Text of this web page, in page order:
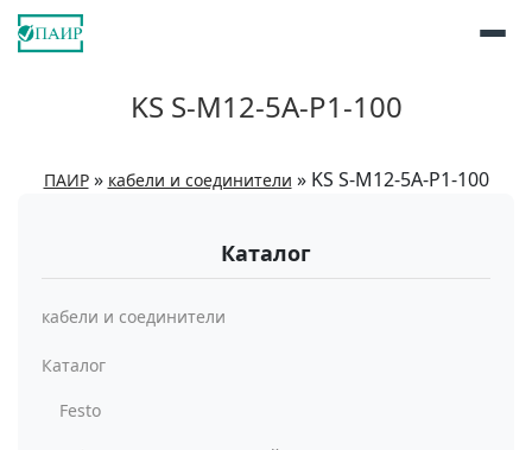
KS S-M12-5A-P1-100
ПАИР» кабели и соединители » KS S-M12-5A-P1-100
Каталог
кабели и соединители
Каталог
Festo